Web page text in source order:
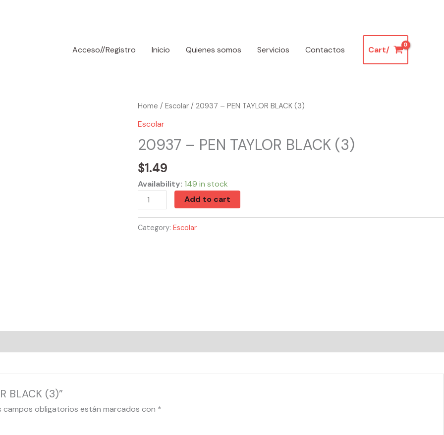
Acceso//Registro
Inicio Quienes somos Servicios Contactos Cart/
Home / Escolar/ 20937 – PEN TAYLOR BLACK (3)
Escolar
20937 – PEN TAYLOR BLACK (3)
$1.49
Availability: 149 in stock
20937
-
TAYLOR
(3)
quantity
Add to cart
Category: Escolar
BLACK (3)”
campos obligatorios están marcados con *